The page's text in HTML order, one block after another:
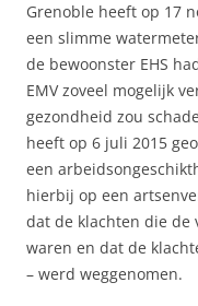
Grenoble heeft op 17
een slimme
de bewoonster EHS
EMV zoveel mogelijk
gezondheid zou
heeft op 6 juli 2015
een
hierbij op een
dat de klachten die de
waren en dat de
– werd weggenomen.